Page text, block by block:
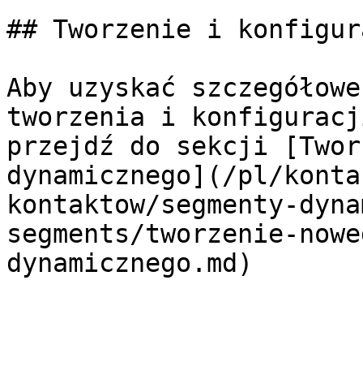
## Tworzenie i
Aby uzyskać
tworzenia i konfiguracji
przejdź do sekcji
dynamicznego](/pl/
kontaktow/segmenty-
segments/tworzenie-